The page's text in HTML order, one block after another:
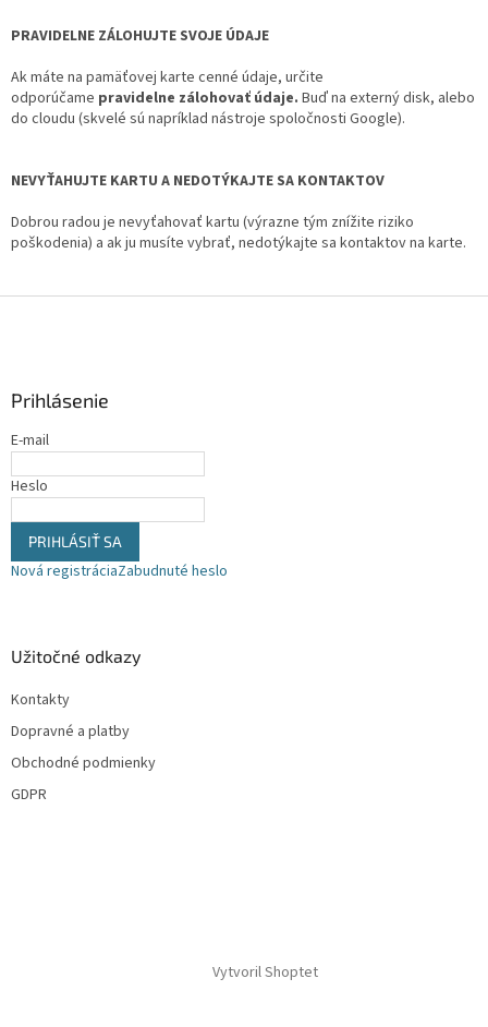
PRAVIDELNE ZÁLOHUJTE SVOJE ÚDAJE
Ak máte na pamäťovej karte cenné údaje, určite
odporúčame pravidelne zálohovať údaje. Buď na externý disk, alebo
do cloudu (skvelé sú napríklad nástroje spoločnosti Google).
NEVYŤAHUJTE KARTU A NEDOTÝKAJTE SA KONTAKTOV
Dobrou radou je nevyťahovať kartu (výrazne tým znížite riziko
poškodenia) a ak ju musíte vybrať, nedotýkajte sa kontaktov na karte.
Prihlásenie
E-mail
Heslo
PRIHLÁSIŤ SA
Nová registráciaZabudnuté heslo
Užitočné odkazy
Kontakty
Dopravné a platby
Obchodné podmienky
GDPR
Vytvoril Shoptet